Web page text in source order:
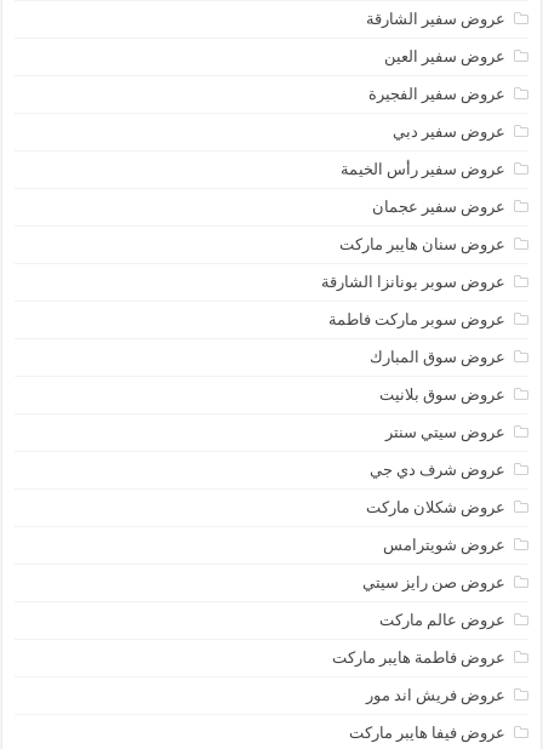
عروض سفير الشارقة
عروض سفير العين
عروض سفير الفجيرة
عروض سفير دبي
عروض سفير رأس الخيمة
عروض سفير عجمان
عروض سنان هايبر ماركت
عروض سوبر بونانزا الشارقة
عروض سوبر ماركت فاطمة
عروض سوق المبارك
عروض سوق بلانيت
عروض سيتي سنتر
عروض شرف دي جي
عروض شكلان ماركت
عروض شويترامس
عروض صن رايز سيتي
عروض عالم ماركت
عروض فاطمة هايبر ماركت
عروض فريش اند مور
عروض فيفا هايبر ماركت